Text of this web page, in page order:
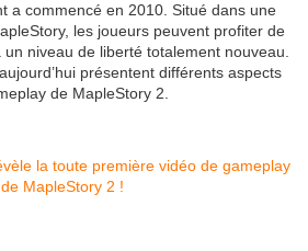
a commencé en 2010. Situé dans une
les joueurs peuvent profiter de
niveau de liberté totalement nouveau.
présentent différents aspects
de MapleStory 2.